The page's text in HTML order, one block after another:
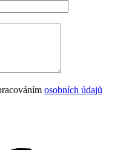
osobních údajů